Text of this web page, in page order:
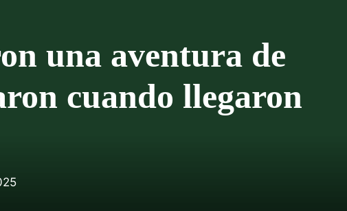
una aventura de
cuando llegaron